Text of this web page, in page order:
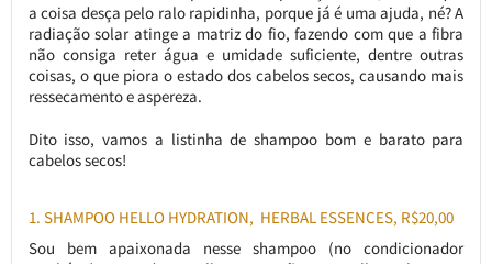
a coisa desça pelo ralo rapidinha, porque já é uma ajuda, né? A
radiação solar atinge a matriz do fio, fazendo com que a fibra
não consiga reter água e umidade suficiente, dentre outras
coisas, o que piora o estado dos cabelos secos, causando mais
ressecamento e aspereza.
Dito isso, vamos a listinha de shampoo bom e barato para
cabelos secos!
1. SHAMPOO HELLO HYDRATION, HERBAL ESSENCES, R$20,00
Sou bem apaixonada nesse shampoo (no condicionador